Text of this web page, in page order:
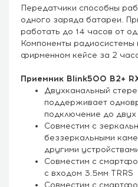
Передатчики способны
одного заряда батареи.
работать до 14 часов от
Компоненты радиосистемы
фирменном кейсе за 2
Приемник Blink500 B2+
Двухканальный
поддерживает
подключение до
Совместим с
беззеркальными
другими
Совместим с
с входом 3.5мм TRRS